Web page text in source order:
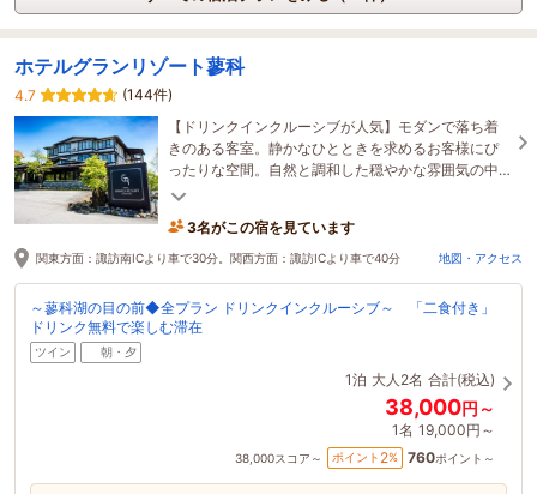
ホテルグランリゾート蓼科
4.7
(144件)
【ドリンクインクルーシブが人気】モダンで落ち着
きのある客室。静かなひとときを求めるお客様にぴ
ったりな空間。自然と調和した穏やかな雰囲気の中
で、源泉かけ流しの湯と旬の料理をご堪能ください
3名がこの宿を見ています
関東方面：諏訪南ICより車で30分。関西方面：諏訪ICより車で40分 地図・アクセス
～蓼科湖の目の前◆全プラン ドリンクインクルーシブ～ 「二食付き」
ドリンク無料で楽しむ滞在
ツイン 朝・夕
1泊 大人2名 合計(税込)
38,000円～
1名 19,000円～
38,000スコア～ ポイント 2% 760ポイント～